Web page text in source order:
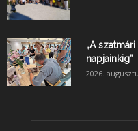
„A
napjainkig”
2026.